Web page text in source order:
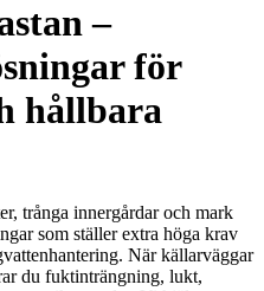
–
för
hållbara
trånga innergårdar och mark
som ställer extra höga krav
När källarväggar
du fuktinträngning, lukt,